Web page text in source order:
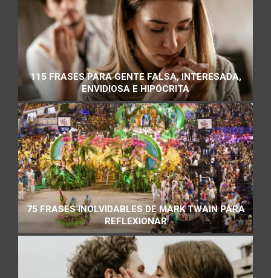
115 FRASES PARA GENTE FALSA, INTERESADA,
ENVIDIOSA E HIPÓCRITA
75 FRASES INOLVIDABLES DE MARK TWAIN PARA
REFLEXIONAR